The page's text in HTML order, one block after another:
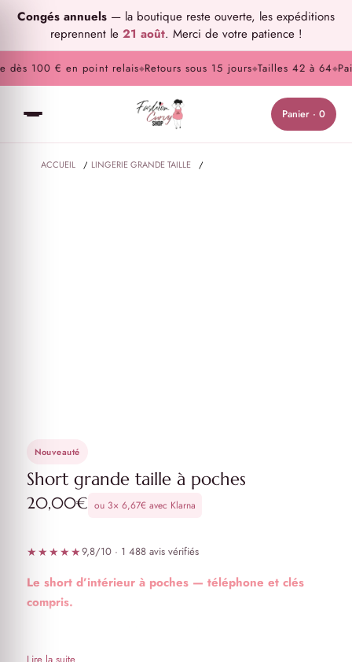
Congés annuels — la boutique reste ouverte, les expéditions
reprennent le 21 août. Merci de votre patience !
100 € en point relais◆Retours sous 15 jours◆Tailles 42 à 64◆
Panier · 0
ACCUEIL / LINGERIE GRANDE TAILLE
/
Nouveauté
Short grande taille à poches
20,00€ ou 3× 6,67€avec Klarna
★★★★★9,8/10 · 1 488 avis vérifiés
Le short d’intérieur à poches — téléphone et clés
compris.
Poche de chaque côté idéale pour transporter votre